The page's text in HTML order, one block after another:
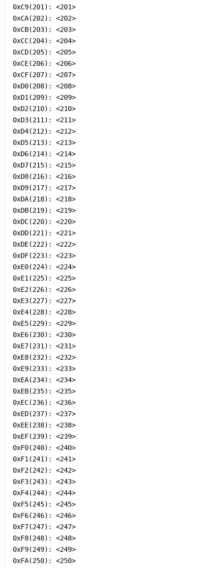
0xC9(201): <201>
0xCA(202): <202>
0xCB(203): <203>
0xCC(204): <204>
0xCD(205): <205>
0xCE(206): <206>
0xCF(207): <207>
0xD0(208): <208>
0xD1(209): <209>
0xD2(210): <210>
0xD3(211): <211>
0xD4(212): <212>
0xD5(213): <213>
0xD6(214): <214>
0xD7(215): <215>
0xD8(216): <216>
0xD9(217): <217>
0xDA(218): <218>
0xDB(219): <219>
0xDC(220): <220>
0xDD(221): <221>
0xDE(222): <222>
0xDF(223): <223>
0xE0(224): <224>
0xE1(225): <225>
0xE2(226): <226>
0xE3(227): <227>
0xE4(228): <228>
0xE5(229): <229>
0xE6(230): <230>
0xE7(231): <231>
0xE8(232): <232>
0xE9(233): <233>
0xEA(234): <234>
0xEB(235): <235>
0xEC(236): <236>
0xED(237): <237>
0xEE(238): <238>
0xEF(239): <239>
0xF0(240): <240>
0xF1(241): <241>
0xF2(242): <242>
0xF3(243): <243>
0xF4(244): <244>
0xF5(245): <245>
0xF6(246): <246>
0xF7(247): <247>
0xF8(248): <248>
0xF9(249): <249>
0xFA(250): <250>